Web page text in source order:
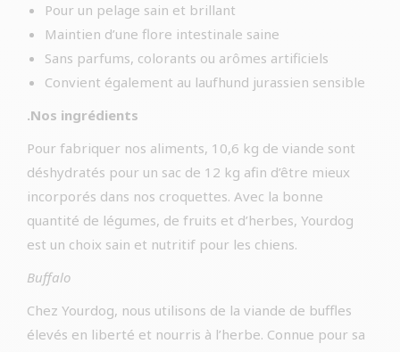
Pour un pelage sain et brillant
Maintien d’une flore intestinale saine
Sans parfums, colorants ou arômes artificiels
Convient également au laufhund jurassien sensible
.Nos ingrédients
Pour fabriquer nos aliments, 10,6 kg de viande sont
déshydratés pour un sac de 12 kg afin d’être mieux
incorporés dans nos croquettes. Avec la bonne
quantité de légumes, de fruits et d’herbes, Yourdog
est un choix sain et nutritif pour les chiens.
Buffalo
Chez Yourdog, nous utilisons de la viande de buffles
élevés en liberté et nourris à l’herbe. Connue pour sa